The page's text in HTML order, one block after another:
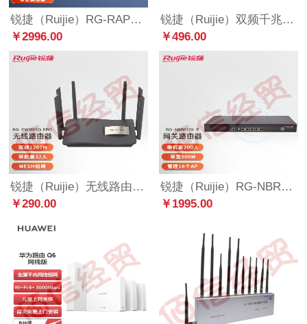
锐捷（Ruijie）RG-RAP230室内高密三路双频企业级wifi无线接入点 无线AP 白色
￥2996.00
锐捷（Ruijie）双频千兆无线面板AP RG-EAP102 V2室内ap 企业级wifi无线接入点 白色
￥496.00
锐捷（Ruijie）无线路由器 千兆RG-EW1200G pro双频wifi信号放大器1300M 黑色
￥290.00
锐捷（Ruijie）RG-NBR6205-E高性能企业级综合网关_RG-NBR6120-E
￥1995.00